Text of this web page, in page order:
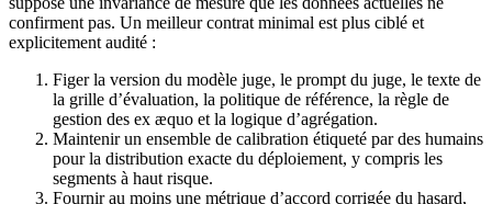
confirment pas. Un meilleur contrat minimal est plus ciblé et
explicitement audité :
Figer la version du modèle juge, le prompt du juge, le texte de
la grille d’évaluation, la politique de référence, la règle de
gestion des ex æquo et la logique d’agrégation.
Maintenir un ensemble de calibration étiqueté par des humains
pour la distribution exacte du déploiement, y compris les
segments à haut risque.
Fournir au moins une métrique d’accord corrigée du hasard,